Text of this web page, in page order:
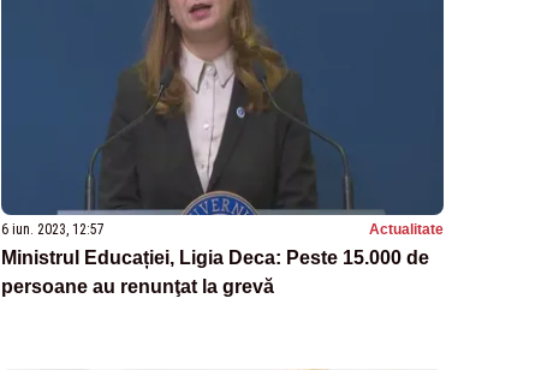
6 iun. 2023, 12:57 Actualitate
Ministrul Educației, Ligia Deca: Peste 15.000 de
persoane au renunţat la grevă